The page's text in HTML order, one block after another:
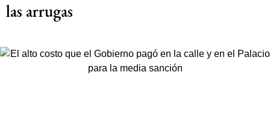
las arrugas